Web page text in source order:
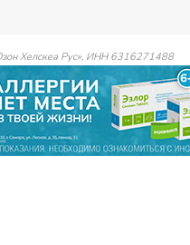
Хелскеа Рус», ИНН 6316271488